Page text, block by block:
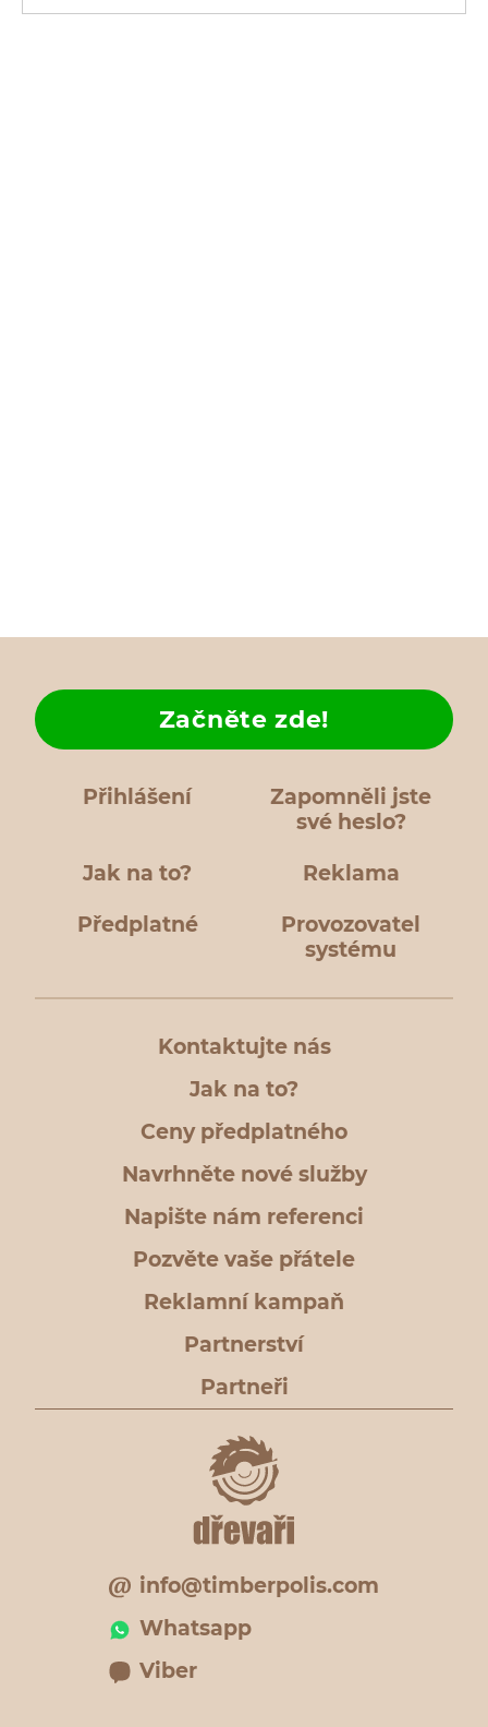
Přihlášení
Zapomněli jste
své heslo?
Jak na to?
Začněte zde!
Reklama
Předplatné
Provozovatel
systému
Kontaktujte nás
Jak na to?
Ceny předplatného
Navrhněte nové služby
Napište nám referenci
Pozvěte vaše přátele
Reklamní kampaň
Partnerství
Partneři
info@timberpolis.com
Whatsapp
Viber